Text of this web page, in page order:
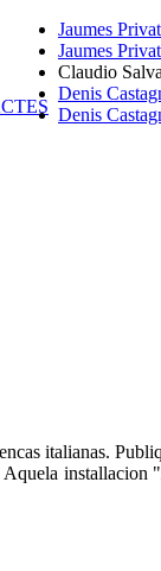
Jaumes
Jaumes
Claudio
Denis
Denis
italianas.
installacion "